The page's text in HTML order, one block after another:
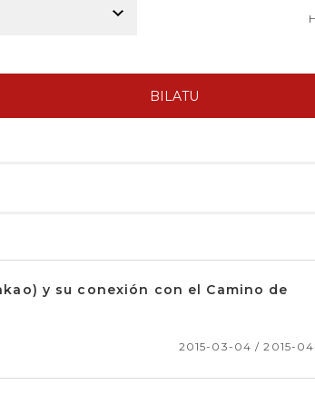
BILATU
y su conexión con el Camino de
2015-03-04 / 2015-